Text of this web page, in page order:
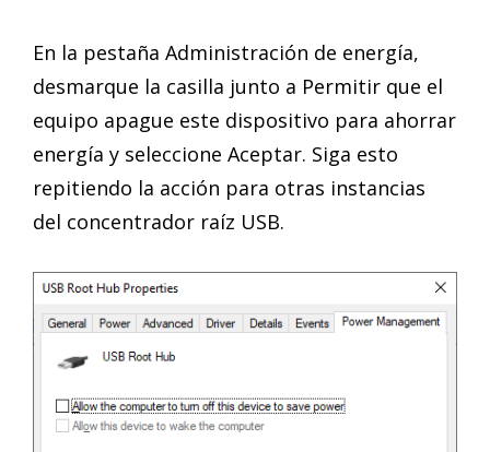
En la pestaña Administración de energía,
desmarque la casilla junto a Permitir que el
equipo apague este dispositivo para ahorrar
energía y seleccione Aceptar. Siga esto
repitiendo la acción para otras instancias
del concentrador raíz USB.